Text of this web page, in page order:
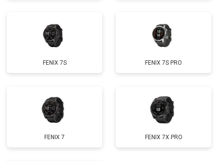
FENIX 7S FENIX 7S PRO
FENIX 7 FENIX 7X PRO